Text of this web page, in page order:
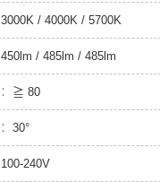
3000K / 4000K / 5700K
450lm / 485lm / 485lm
≧ 80
30°
100-240V